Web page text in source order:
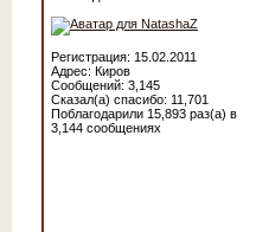
Регистрация: 15.02.2011
Адрес: Киров
Сообщений: 3,145
Сказал(а) спасибо: 11,701
Поблагодарили 15,893 раз(а) в
3,144 сообщениях